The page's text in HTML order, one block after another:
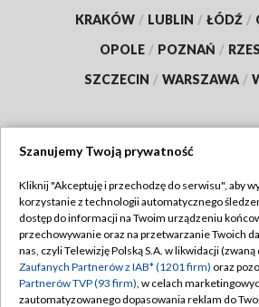
KRAKÓW / LUBLIN / ŁÓDŹ /
OPOLE / POZNAŃ /
SZCZECIN / WARSZAWA /
TVP
Abonament TVP
Emisja w TVP
Centrum informacji TVP
Regulamin TVP
Polityka
Moje zgody
Szanujemy Twoją prywatność
Kliknij "Akceptuję i przechodzę do serwisu", aby
korzystanie z technologii automatycznego
dostęp do informacji na Twoim urządzeniu
przechowywanie oraz na przetwarzanie Twoich
nas, czyli Telewizję Polską S.A. w likwidacji (zwaną
Zaufanych Partnerów z IAB* (1201 firm) oraz
Partnerów TVP (93 firm), w celach
zautomatyzowanego dopasowania reklam do